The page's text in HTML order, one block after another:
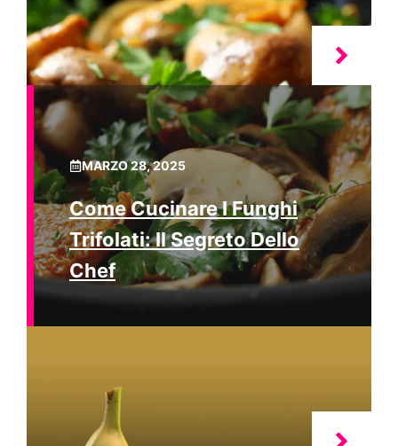
MARZO 28, 2025
Come Cucinare I Funghi
Trifolati: Il Segreto Dello
Chef